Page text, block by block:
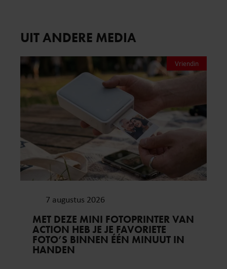
UIT ANDERE MEDIA
Vriendin
7 augustus 2026
MET DEZE MINI FOTOPRINTER VAN
ACTION HEB JE JE FAVORIETE
FOTO’S BINNEN ÉÉN MINUUT IN
HANDEN